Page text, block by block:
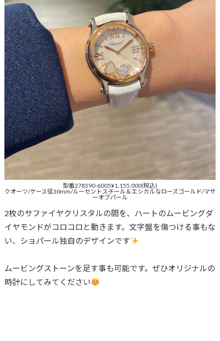
型番278590-6005¥1,155,000(税込)
クオーツ/ケース径30mm/ルーセントスチール＆エシカルなローズゴールド/マザ
ーオブパール
2枚のサファイヤクリスタルの間を、ハートのムービングダ
イヤモンドがコロコロと動きます。文字盤を傷つける事もな
い、ショパール独自のデザインです
ムービングストーンを足す事も可能です。ぜひオリジナルの
時計にしてみてください